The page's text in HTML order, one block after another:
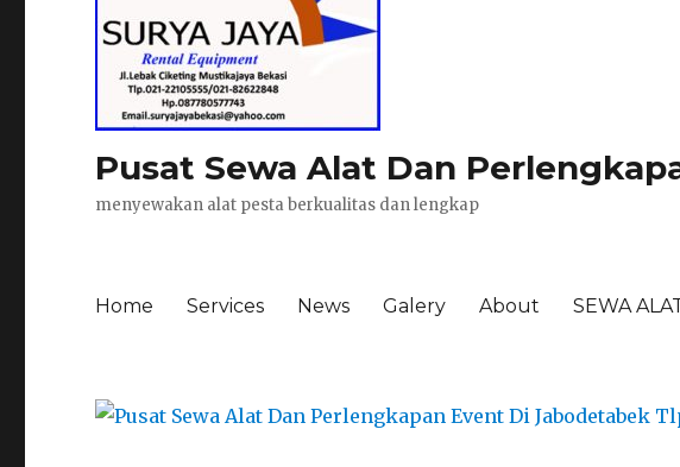
Pusat Sewa Alat Dan
menyewakan alat pesta berkualitas dan lengkap
Home Services News Galery About SEWA